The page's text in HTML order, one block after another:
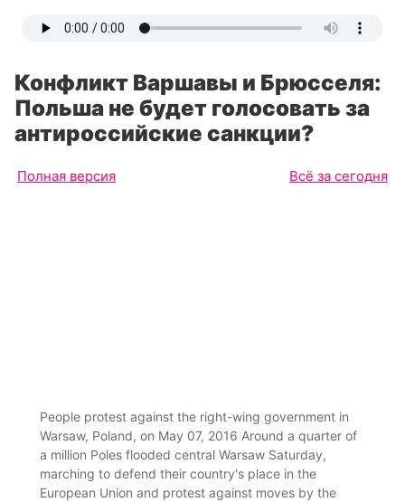
Конфликт Варшавы и Брюсселя:
Польша не будет голосовать за
антироссийские санкции?
Полная версия Всё за сегодня
People protest against the right-wing government in
Warsaw, Poland, on May 07, 2016 Around a quarter of
a million Poles flooded central Warsaw Saturday,
marching to defend their country's place in the
European Union and protest against moves by the